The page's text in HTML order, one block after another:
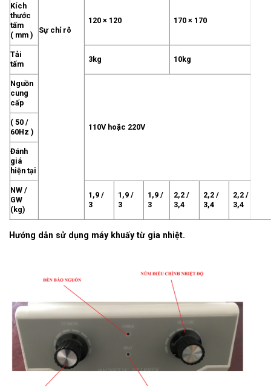
Sự chỉ rõ
Kích
thước
tấm
( mm )
120 × 120 170 × 170
Tải
tấm
3kg 10kg
Nguồn
cung
cấp
110V hoặc 220V
( 50 /
60Hz )
Đánh
giá
hiện tại
NW /
GW
(kg)
1,9 /
3
1,9 /
3
1,9 /
3
2,2 /
3,4
2,2 /
3,4
2,2 /
3,4
Hướng dẫn sử dụng máy khuấy từ gia nhiệt.